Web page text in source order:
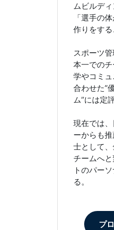
ムビルディ
「選手の
作りをする
スポーツ
本一での
学やコミ
合わせた”
ム”には定
現在では
ーからも
士として
チームへ
トのパー
る。
プ